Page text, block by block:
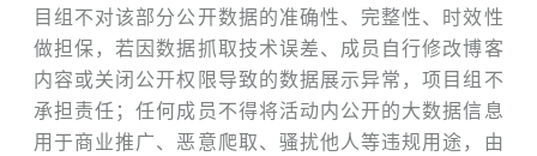
目组不对该部分公开数据的准确性、完整性、时效性
做担保，若因数据抓取技术误差、成员自行修改博客
内容或关闭公开权限导致的数据展示异常，项目组不
承担责任；任何成员不得将活动内公开的大数据信息
用于商业推广、恶意爬取、骚扰他人等违规用途，由